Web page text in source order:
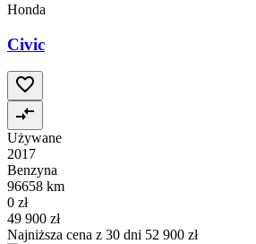
Honda
Civic
Używane
2017
Benzyna
96658 km
0 zł
49 900 zł
Najniższa cena z 30 dni 52 900 zł